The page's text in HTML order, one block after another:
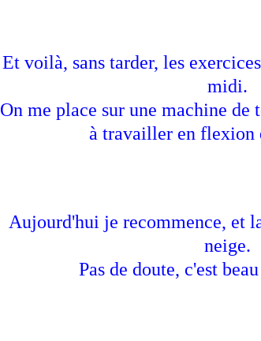
Et voilà, sans tarder, les
midi.
On me place sur une machine
à travailler en flexion
Aujourd'hui je recommence, et
neige.
Pas de doute, c'est